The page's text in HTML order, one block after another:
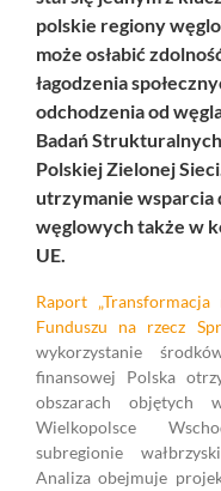
polskie regiony
może osłabić
łagodzenia
odchodzenia od
Badań
Polskiej Zielonej
utrzymanie wsparcia
węglowych także w
UE.
Raport
Funduszu na rzecz
wykorzystanie
finansowej Polska
obszarach objętych
Wielkopolsce
subregionie
Analiza obejmuje